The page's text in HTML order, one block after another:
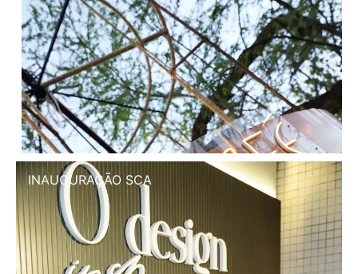
INAUGURAÇÃO SCA